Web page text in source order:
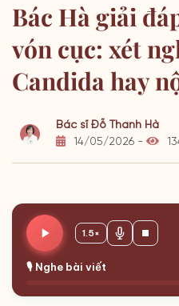
Bác Hà giải
vón cục: xét
Candida hay
Bác sĩ Đỗ Thanh Hà
14/05/2026 -
🎙️ Nghe bài viết
1.5×